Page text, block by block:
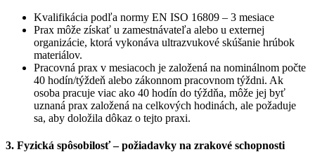
Kvalifikácia podľa normy EN ISO 16809 – 3 mesiace
Prax môže získať u zamestnávateľa alebo u externej
organizácie, ktorá vykonáva ultrazvukové skúšanie hrúbok
materiálov.
Pracovná prax v mesiacoch je založená na nominálnom počte
40 hodín/týždeň alebo zákonnom pracovnom týždni. Ak
osoba pracuje viac ako 40 hodín do týždňa, môže jej byť
uznaná prax založená na celkových hodinách, ale požaduje
sa, aby doložila dôkaz o tejto praxi.
3. Fyzická spôsobilosť – požiadavky na zrakové schopnosti